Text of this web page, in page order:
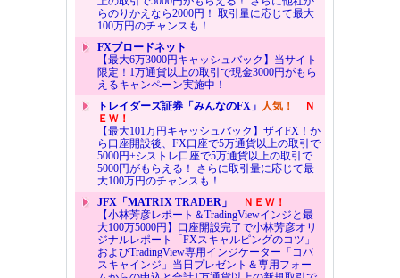
らのりかえなら2000円！ 取引量に応じて最大
100万円のチャンスも！
FXブロードネット
【最大6万3000円キャッシュバック】当サイト
限定！1万通貨以上の取引で現金3000円がもら
えるキャンペーン実施中！
トレイダーズ証券「みんなのFX」 人気！
Ｎ
ＥＷ！
【最大101万円キャッシュバック】ザイFX！か
ら口座開設後、FX口座で5万通貨以上の取引で
5000円+シストレ口座で5万通貨以上の取引で
5000円がもらえる！ さらに取引量に応じて最
大100万円のチャンスも！
JFX「MATRIX TRADER」
ＮＥＷ！
【小林芳彦レポート＆TradingViewインジと最
大100万5000円】口座開設完了で小林芳彦オリ
ジナルレポート「FXスキャルピングのコツ」
およびTradingView専用インジケーター「コバ
スキャインジ」当日プレゼント＆専用フォー